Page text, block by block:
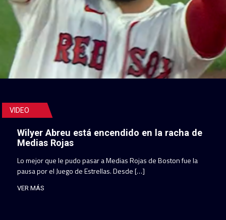
VIDEO
Wilyer Abreu está encendido en la racha de
Medias Rojas
Lo mejor que le pudo pasar a Medias Rojas de Boston fue la
pausa por el Juego de Estrellas. Desde […]
VER MÁS